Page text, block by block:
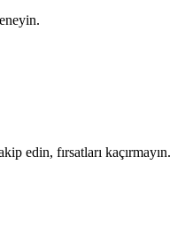
edin, fırsatları kaçırmayın.